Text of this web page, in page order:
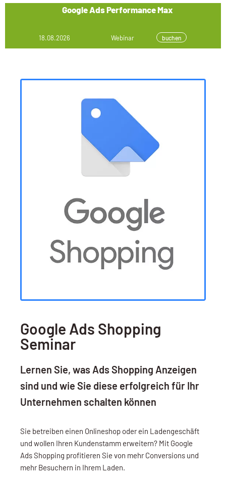
Google Ads Performance Max
18.08.2026 Webinar buchen
Google Ads Shopping
Seminar
Lernen Sie, was Ads Shopping Anzeigen
sind und wie Sie diese erfolgreich für Ihr
Unternehmen schalten können
Sie betreiben einen Onlineshop oder ein Ladengeschäft
und wollen Ihren Kundenstamm erweitern? Mit Google
Ads Shopping profitieren Sie von mehr Conversions und
mehr Besuchern in Ihrem Laden.